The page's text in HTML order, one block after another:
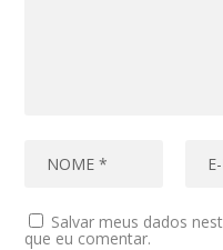
Salvar meus dados
que eu comentar.